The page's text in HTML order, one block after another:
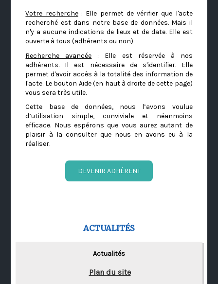
Votre recherche: Elle permet de vérifier que l'acte
recherché est dans notre base de données. Mais il
n'y a aucune indications de lieux et de date. Elle est
ouverte à tous (adhérents ou non)
Recherche avancée : Elle est réservée à nos
adhérents. Il est nécessaire de s'identifier. Elle
permet d'avoir accès à la totalité des information de
l'acte. Le bouton Aide (en haut à droite de cette page)
vous sera très utile.
Cette base de données, nous l’avons voulue
d’utilisation simple, conviviale et néanmoins
efficace. Nous espérons que vous aurez autant de
plaisir à la consulter que nous en avons eu à la
réaliser.
DEVENIR ADHÉRENT
ACTUALITÉS
Actualités
Plan du site